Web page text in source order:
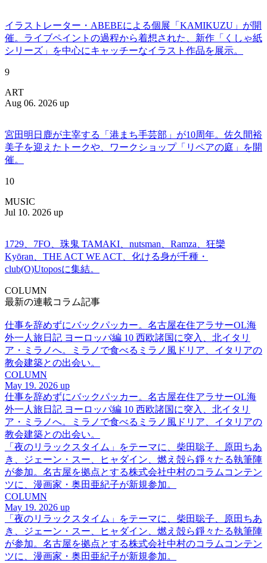
イラストレーター・ABEBEによる個展「KAMIKUZU」が開
催。ライブペイントの過程から着想された、新作「くしゃ紙
シリーズ」を中心にキャッチーなイラスト作品を展示。
9
ART
Aug 06. 2026 up
宮田明日鹿が主宰する「港まち手芸部」が10周年。佐久間裕
美子を迎えたトークや、ワークショップ「リペアの庭」を開
催。
10
MUSIC
Jul 10. 2026 up
1729、7FO、珠鬼 TAMAKI、nutsman、Ramza、狂欒
Kyōran、THE ACT WE ACT、化ける身が千種・
club(O)Utoposに集結。
COLUMN
最新の連載コラム記事
仕事を辞めずにバックパッカー。名古屋在住アラサーOL海
外一人旅日記 ヨーロッパ編 10 西欧諸国に突入、北イタリ
ア・ミラノへ。ミラノで食べるミラノ風ドリア、イタリアの
教会建築との出会い。
COLUMN
May 19. 2026 up
仕事を辞めずにバックパッカー。名古屋在住アラサーOL海
外一人旅日記 ヨーロッパ編 10 西欧諸国に突入、北イタリ
ア・ミラノへ。ミラノで食べるミラノ風ドリア、イタリアの
教会建築との出会い。
「夜のリラックスタイム」をテーマに、柴田聡子、原田ちあ
き、ジェーン・スー、ヒャダイン、燃え殻ら錚々たる執筆陣
が参加。名古屋を拠点とする株式会社中村のコラムコンテン
ツに、漫画家・奥田亜紀子が新規参加。
COLUMN
May 19. 2026 up
「夜のリラックスタイム」をテーマに、柴田聡子、原田ちあ
き、ジェーン・スー、ヒャダイン、燃え殻ら錚々たる執筆陣
が参加。名古屋を拠点とする株式会社中村のコラムコンテン
ツに、漫画家・奥田亜紀子が新規参加。